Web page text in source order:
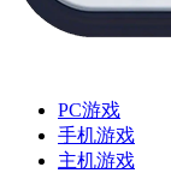
PC游戏
手机游戏
主机游戏